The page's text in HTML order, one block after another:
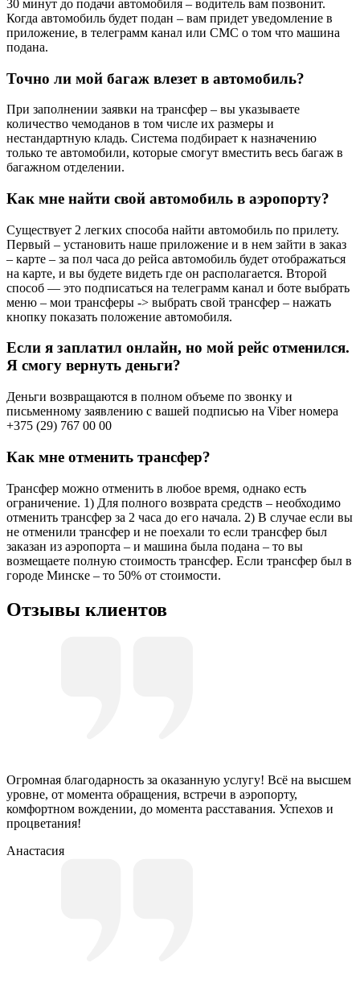
30 минут до подачи автомобиля – водитель вам позвонит.
Когда автомобиль будет подан – вам придет уведомление в
приложение, в телеграмм канал или СМС о том что машина
подана.
Точно ли мой багаж влезет в автомобиль?
При заполнении заявки на трансфер – вы указываете
количество чемоданов в том числе их размеры и
нестандартную кладь. Система подбирает к назначению
только те автомобили, которые смогут вместить весь багаж в
багажном отделении.
Как мне найти свой автомобиль в аэропорту?
Существует 2 легких способа найти автомобиль по прилету.
Первый – установить наше приложение и в нем зайти в заказ
– карте – за пол часа до рейса автомобиль будет отображаться
на карте, и вы будете видеть где он располагается. Второй
способ — это подписаться на телеграмм канал и боте выбрать
меню – мои трансферы -> выбрать свой трансфер – нажать
кнопку показать положение автомобиля.
Если я заплатил онлайн, но мой рейс отменился.
Я смогу вернуть деньги?
Деньги возвращаются в полном объеме по звонку и
письменному заявлению с вашей подписью на Viber номера
+375 (29) 767 00 00
Как мне отменить трансфер?
Трансфер можно отменить в любое время, однако есть
ограничение. 1) Для полного возврата средств – необходимо
отменить трансфер за 2 часа до его начала. 2) В случае если вы
не отменили трансфер и не поехали то если трансфер был
заказан из аэропорта – и машина была подана – то вы
возмещаете полную стоимость трансфер. Если трансфер был в
городе Минске – то 50% от стоимости.
Отзывы клиентов
Огромная благодарность за оказанную услугу! Всё на высшем
уровне, от момента обращения, встречи в аэропорту,
комфортном вождении, до момента расставания. Успехов и
процветания!
Анастасия